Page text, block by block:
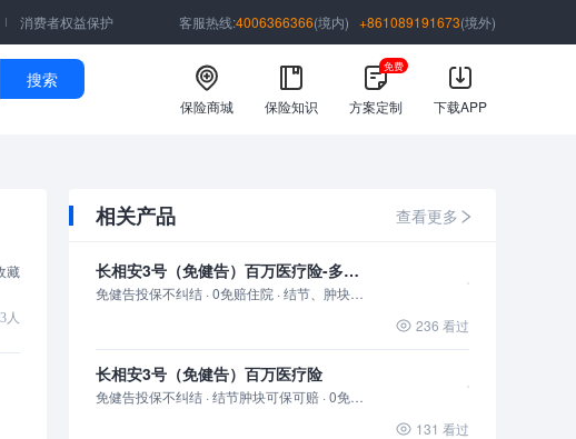
消费者权益保护 客服热线:4006366366(境内) +861089191673(境外)
搜索
保险商城 保险知识 方案定制
免费
下载APP
藏
人
相关产品 查看更多
长相安3号（免健告）百万医疗险-多人投保
免健告投保不纠结 · 0免赔住院 · 结节、肿块可保可赔
236 看过
长相安3号（免健告）百万医疗险
免健告投保不纠结 · 结节肿块可保可赔 · 0免赔住院
131 看过